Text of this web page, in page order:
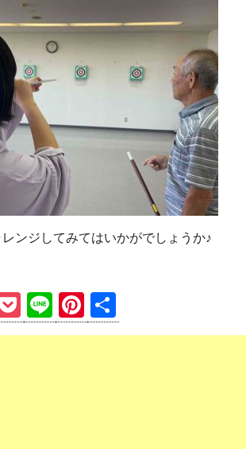
ンジしてみてはいかがでしょうか♪
P
o
Li
n
Pi
nt 有